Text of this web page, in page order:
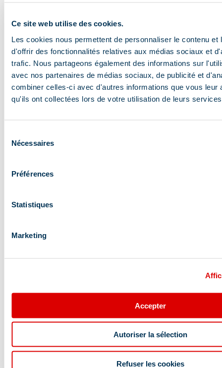
Ce site web utilise des cookies.
Les cookies nous permettent de personnaliser le contenu et
d'offrir des fonctionnalités relatives aux médias sociaux et
trafic. Nous partageons également des informations sur
avec nos partenaires de médias sociaux, de publicité et
combiner celles-ci avec d'autres informations que vous leur
qu'ils ont collectées lors de votre utilisation de leurs
Nécessaires
Préférences
Statistiques
Marketing
Accepter
Autoriser la sélection
Refuser les cookies
L'appel des sentiers fleuris
C’est la pleine saison des alpages fleuris, des
marmottes sifflant depuis leurs rochers et des
panoramas dégagés sur les 3 Vallées. Tout ce que
gagner de l’altitude sans effort et d’accéder
Centre ou Mottaret, les plus beaux points de vue sont
haut, les sentiers s’ouvrent dans toutes les directions.